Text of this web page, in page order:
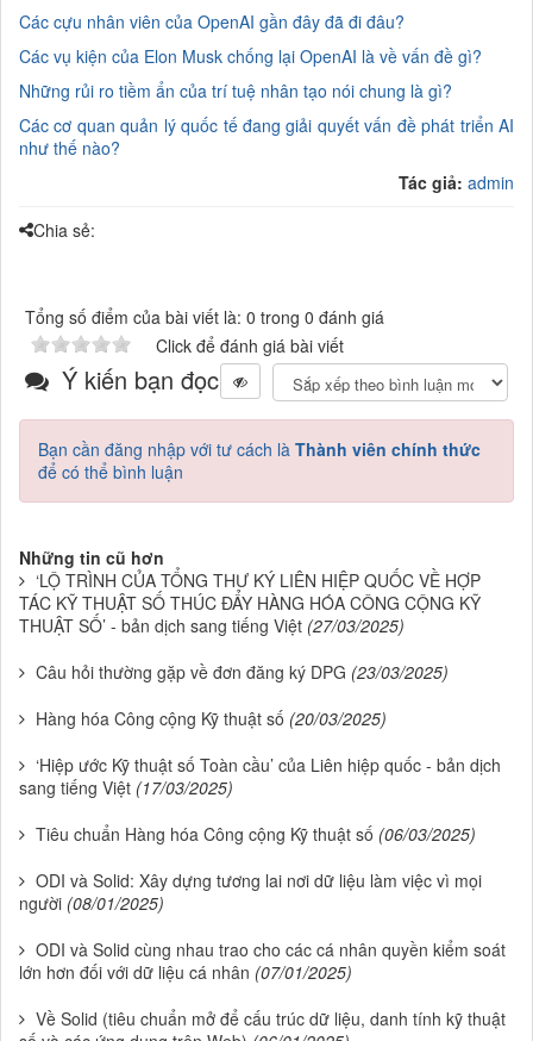
Các cựu nhân viên của OpenAI gần đây đã đi đâu?
Các vụ kiện của Elon Musk chống lại OpenAI là về vấn đề gì?
Những rủi ro tiềm ẩn của trí tuệ nhân tạo nói chung là gì?
Các cơ quan quản lý quốc tế đang giải quyết vấn đề phát triển AI
như thế nào?
Tác giả: admin
Chia sẻ:
Tổng số điểm của bài viết là: 0 trong 0 đánh giá
Click để đánh giá bài viết
Ý kiến bạn đọc
Bạn cần đăng nhập với tư cách là Thành viên chính thức
để có thể bình luận
Những tin cũ hơn
‘LỘ TRÌNH CỦA TỔNG THƯ KÝ LIÊN HIỆP QUỐC VỀ HỢP
TÁC KỸ THUẬT SỐ THÚC ĐẨY HÀNG HÓA CÔNG CỘNG KỸ
THUẬT SỐ’ - bản dịch sang tiếng Việt (27/03/2025)
Câu hỏi thường gặp về đơn đăng ký DPG (23/03/2025)
Hàng hóa Công cộng Kỹ thuật số (20/03/2025)
‘Hiệp ước Kỹ thuật số Toàn cầu’ của Liên hiệp quốc - bản dịch
sang tiếng Việt (17/03/2025)
Tiêu chuẩn Hàng hóa Công cộng Kỹ thuật số (06/03/2025)
ODI và Solid: Xây dựng tương lai nơi dữ liệu làm việc vì mọi
người (08/01/2025)
ODI và Solid cùng nhau trao cho các cá nhân quyền kiểm soát
lớn hơn đối với dữ liệu cá nhân (07/01/2025)
Về Solid (tiêu chuẩn mở để cấu trúc dữ liệu, danh tính kỹ thuật